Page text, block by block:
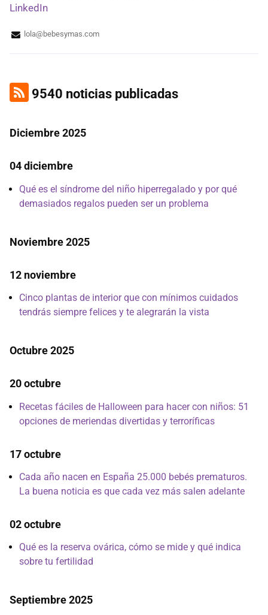
LinkedIn
lola@bebesymas.com
9540 noticias publicadas
Diciembre 2025
04 diciembre
Qué es el síndrome del niño hiperregalado y por qué
demasiados regalos pueden ser un problema
Noviembre 2025
12 noviembre
Cinco plantas de interior que con mínimos cuidados
tendrás siempre felices y te alegrarán la vista
Octubre 2025
20 octubre
Recetas fáciles de Halloween para hacer con niños: 51
opciones de meriendas divertidas y terroríficas
17 octubre
Cada año nacen en España 25.000 bebés prematuros.
La buena noticia es que cada vez más salen adelante
02 octubre
Qué es la reserva ovárica, cómo se mide y qué indica
sobre tu fertilidad
Septiembre 2025